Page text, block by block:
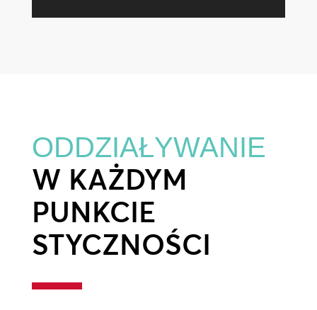
ODDZIAŁYWANIE
W KAŻDYM
PUNKCIE
STYCZNOŚCI